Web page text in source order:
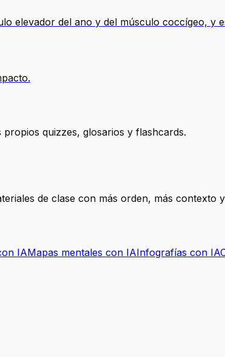
elevador del ano y del músculo coccígeo,
quizzes, glosarios y flashcards.
de clase con más orden, más contexto
IAMapas mentales con IAInfografías con IA